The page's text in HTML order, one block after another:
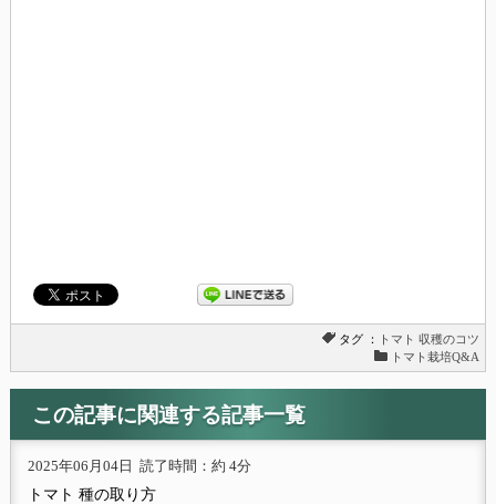
タグ ： トマト 収穫のコツ
トマト栽培Q&A
この記事に関連する記事一覧
2025年06月04日 読了時間：約 4分
トマト 種の取り方